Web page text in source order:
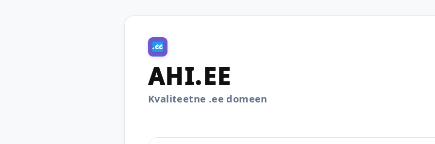
AHI.EE
Kvaliteetne .ee domeen